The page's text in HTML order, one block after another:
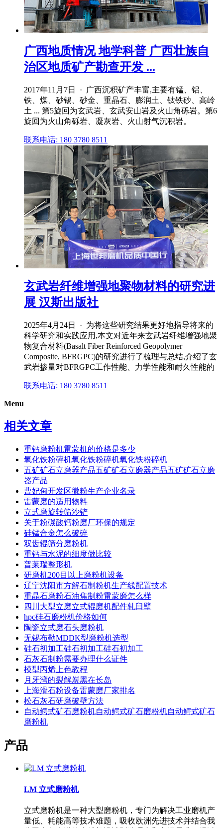
广西地质情况 地学科普 广西壮族自
治区地质矿产勘查开发 ...
2017年11月7日 · 广西沉积矿产丰富,主要有锰、铝、
铁、煤、砂锡、砂金、重晶石、膨润土、钛铁砂、高岭
土 ... 第5旋回为玄武岩、玄武安山岩及火山角砾岩。第6
旋回为火山角砾岩、凝灰岩、火山射气沉积岩。
联系电话: 180 3780 8511
玄武岩纤维增强地聚物材料的研究进
展 汉斯出版社
2025年4月24日 · 为将这些研究结果更好地指导将来的
科学研究和实践应用,本文对近年来玄武岩纤维增强地聚
物复合材料(Basalt Fiber Reinforced Geopolymer
Composite, BFRGPC)的研究进行了梳理与总结,介绍了玄
武岩掺量对BFRGPC工作性能、力学性能和耐久性能的
联系电话: 180 3780 8511
Menu
相关文章
重钙磨粉机雷蒙机的价格是多少
氧化铁粉碎机氧化铁粉碎机氧化铁粉碎机
五矿矿石立磨器产品五矿矿石立磨器产品五矿矿石立磨
器产品
曹妃甸开发区微粉生产企业名录
雷蒙磨的适用物料
立式磨旋转筛沙铲
关于粉碳酸钙粉磨厂环保的规定
硅锰合金怎么破碎
双齿辊筛分磨粉机
重钙与水泥的细度做比较
普莱瑞整形机
研磨机200目以上磨粉机设备
辽宁沈阳市方解石制粉机生产线配置技术
重晶石磨粉石油焦制粉雷蒙磨怎么样
四川大型立磨立式辊磨机配件轧臼壁
hpc硅石磨粉机价格如何
陶瓷立式磨石头磨粉机
无锡布勒MDDK型磨粉机选型
硅石初加工硅石初加工硅石初加工
石灰石制粉需要办理什么证件
模型丙烯上色教程
月牙湾的裂解炭黑在长岛
上海滑石粉设备雷蒙磨厂家排名
松石灰石研磨破壁方法
自动鳄式矿石磨粉机自动鳄式矿石磨粉机自动鳄式矿石
磨粉机
产品
LM 立式磨粉机
立式磨粉机是一种大型磨粉机，专门为解决工业磨机产
量低、耗能高等技术难题，吸收欧洲先进技术并结合我